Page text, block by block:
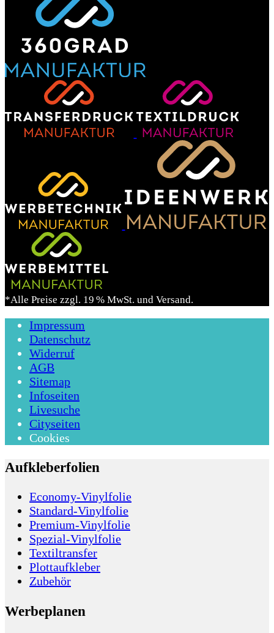
*Alle Preise zzgl. 19 % MwSt. und Versand.
Impressum
Datenschutz
Widerruf
AGB
Sitemap
Infoseiten
Livesuche
Cityseiten
Cookies
Aufkleberfolien
Economy-Vinylfolie
Standard-Vinylfolie
Premium-Vinylfolie
Spezial-Vinylfolie
Textiltransfer
Plottaufkleber
Zubehör
Werbeplanen